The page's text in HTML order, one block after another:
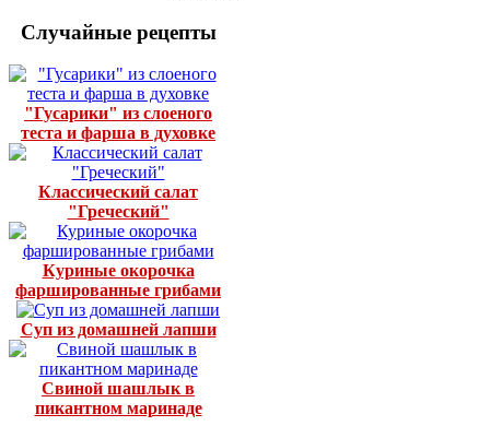
Случайные рецепты
"Гусарики" из слоеного
теста и фарша в духовке
Классический салат
"Греческий"
Куриные окорочка
фаршированные грибами
Суп из домашней лапши
Свиной шашлык в
пикантном маринаде